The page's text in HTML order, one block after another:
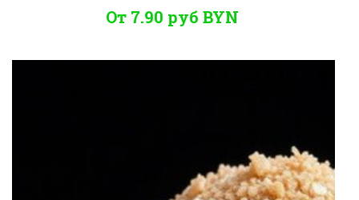
От 7.90 руб BYN